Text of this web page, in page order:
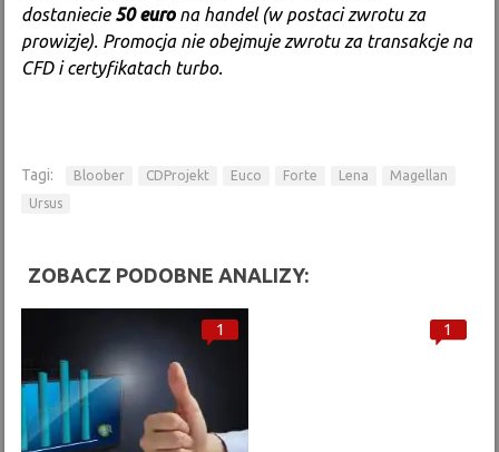
dostaniecie 50 eurona handel (w postaci zwrotu za
prowizje). Promocja nie obejmuje zwrotu za transakcje na
CFD i certyfikatach turbo.
Tagi: Bloober CDProjekt Euco Forte Lena
Magellan
Ursus
ZOBACZ PODOBNE ANALIZY:
1 1